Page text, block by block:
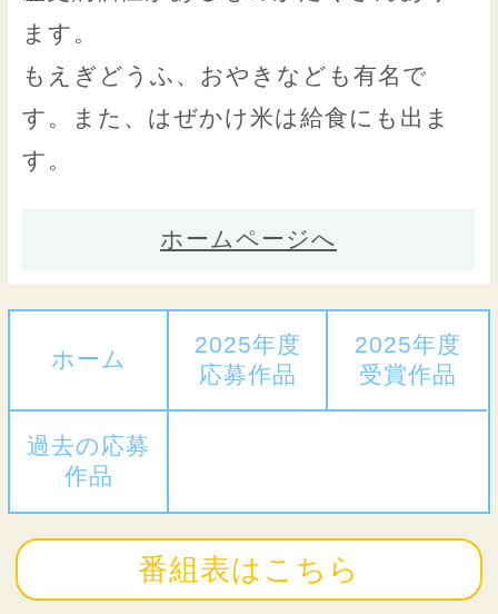
ます。
もえぎどうふ、おやきなども有名で
す。また、はぜかけ米は給食にも出ま
す。
ホームページへ
ホーム
2025年度
応募作品
2025年度
受賞作品
過去の応募
作品
番組表はこちら